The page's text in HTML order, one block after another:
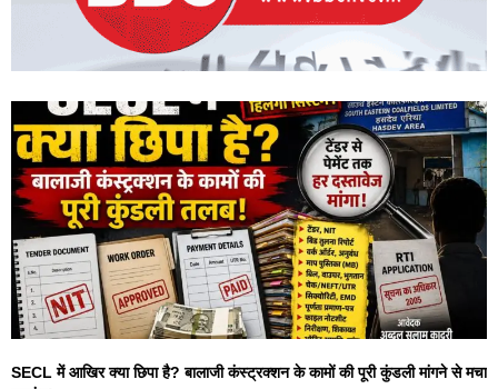
SECL में आखिर क्या छिपा है? बालाजी कंस्ट्रक्शन के कामों की पूरी कुंडली मांगने से मचा